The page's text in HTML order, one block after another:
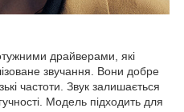
драйверами, які
звучання. Вони добре
частоти. Звук залишається
Модель підходить для